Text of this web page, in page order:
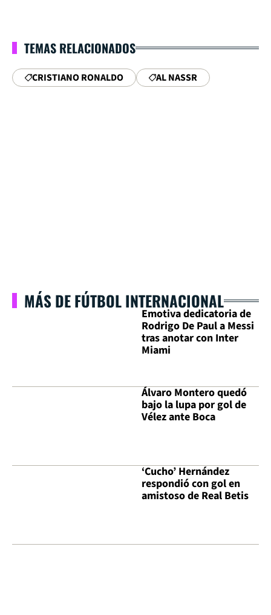
TEMAS RELACIONADOS
CRISTIANO RONALDO AL NASSR
MÁS DE FÚTBOL INTERNACIONAL
Emotiva dedicatoria de
Rodrigo De Paul a Messi
tras anotar con Inter
Miami
Álvaro Montero quedó
bajo la lupa por gol de
Vélez ante Boca
‘Cucho’ Hernández
respondió con gol en
amistoso de Real Betis